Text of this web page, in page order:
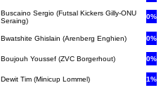
Buscaino Sergio (Futsal Kickers Gilly-ONU
Seraing)
0%
Bwatshite Ghislain (Arenberg Enghien) 0%
Boujouh Youssef (ZVC Borgerhout) 0%
Dewit Tim (Minicup Lommel) 1%